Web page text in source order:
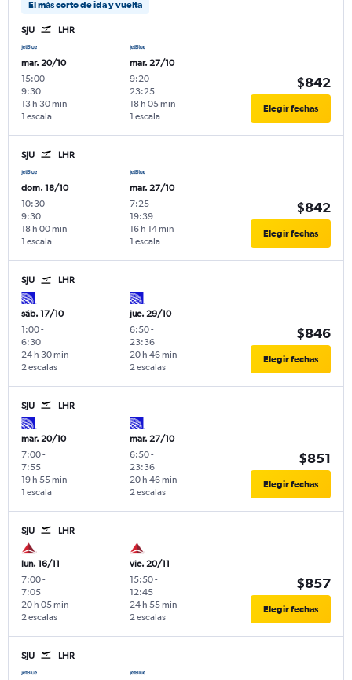
El más corto de ida y vuelta
SJU LHR
mar. 20/10
15:00-
9:30
1 escala
13 h 30 min
mar. 27/10
9:20-
23:25
1 escala
18 h 05 min
$842
Elegir fechas
SJU LHR
dom. 18/10
10:30-
9:30
1 escala
18 h 00 min
mar. 27/10
7:25-
19:39
1 escala
16 h 14 min
$842
Elegir fechas
SJU LHR
sáb. 17/10
1:00-
6:30
2 escalas
24 h 30 min
jue. 29/10
6:50-
23:36
2 escalas
20 h 46 min
$846
Elegir fechas
SJU LHR
mar. 20/10
7:00-
7:55
1 escala
19 h 55 min
mar. 27/10
6:50-
23:36
2 escalas
20 h 46 min
$851
Elegir fechas
SJU LHR
lun. 16/11
7:00-
7:05
2 escalas
20 h 05 min
vie. 20/11
15:50-
12:45
2 escalas
24 h 55 min
$857
Elegir fechas
SJU LHR